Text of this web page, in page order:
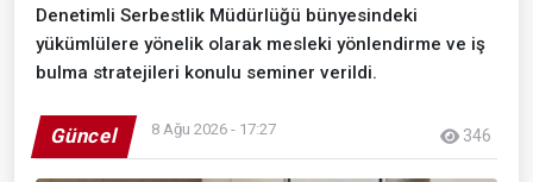
Denetimli Serbestlik Müdürlüğü bünyesindeki
yükümlülere yönelik olarak mesleki yönlendirme ve iş
bulma stratejileri konulu seminer verildi.
Güncel 8 Ağu 2026 - 17:27 346